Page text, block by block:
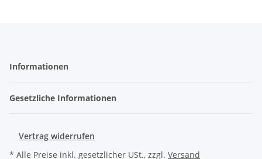
Informationen
Gesetzliche Informationen
Vertrag widerrufen
* Alle Preise inkl. gesetzlicher USt., zzgl. Versand